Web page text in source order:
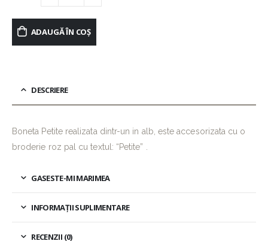
ADAUGĂ ÎN COȘ
DESCRIERE
Boneta Petite realizata dintr-un in alb, este accesorizata cu o
broderie roz pal cu textul: “Petite” .
GASESTE-MI MARIMEA
INFORMAȚII SUPLIMENTARE
RECENZII (0)